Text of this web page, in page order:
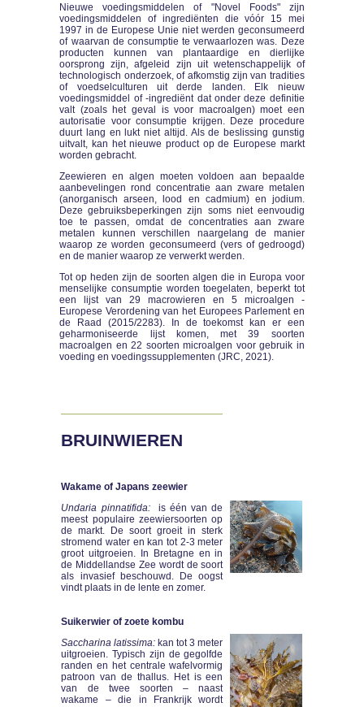
Nieuwe voedingsmiddelen of "Novel Foods" zijn
voedingsmiddelen of ingrediënten die vóór 15 mei
1997 in de Europese Unie niet werden geconsumeerd
of waarvan de consumptie te verwaarlozen was. Deze
producten kunnen van plantaardige en dierlijke
oorsprong zijn, afgeleid zijn uit wetenschappelijk of
technologisch onderzoek, of afkomstig zijn van tradities
of voedselculturen uit derde landen. Elk nieuw
voedingsmiddel of -ingrediënt dat onder deze definitie
valt (zoals het geval is voor macroalgen) moet een
autorisatie voor consumptie krijgen. Deze procedure
duurt lang en lukt niet altijd. Als de beslissing gunstig
uitvalt, kan het nieuwe product op de Europese markt
worden gebracht.
Zeewieren en algen moeten voldoen aan bepaalde
aanbevelingen rond concentratie aan zware metalen
(anorganisch arseen, lood en cadmium) en jodium.
Deze gebruiksbeperkingen zijn soms niet eenvoudig
toe te passen, omdat de concentraties aan zware
metalen kunnen verschillen naargelang de manier
waarop ze worden geconsumeerd (vers of gedroogd)
en de manier waarop ze verwerkt werden.
Tot op heden zijn de soorten algen die in Europa voor
menselijke consumptie worden toegelaten, beperkt tot
een lijst van 29 macrowieren en 5 microalgen -
Europese Verordening van het Europees Parlement en
de Raad (2015/2283). In de toekomst kan er een
geharmoniseerde lijst komen, met 39 soorten
macroalgen en 22 soorten microalgen voor gebruik in
voeding en voedingssupplementen (JRC, 2021).
BRUINWIEREN
Wakame of Japans zeewier
Undaria pinnatifida:is één van de
meest populaire zeewiersoorten op
de markt. De soort groeit in sterk
stromend water en kan tot 2-3 meter
groot uitgroeien. In Bretagne en in
de Middellandse Zee wordt de soort
als invasief beschouwd. De oogst
vindt plaats in de lente en zomer.
Suikerwier of zoete kombu
Saccharina latissima: kan tot 3 meter
uitgroeien. Typisch zijn de gegolfde
randen en het centrale wafelvormig
patroon van de thallus. Het is een
van de twee soorten – naast
wakame – die in Frankrijk wordt